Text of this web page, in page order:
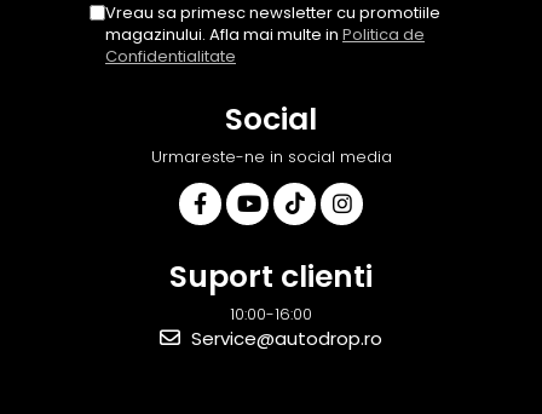
Vreau sa primesc newsletter cu promotiile
magazinului. Afla mai multe in Politica de
Confidentialitate
Social
Urmareste-ne in social media
Suport clienti
10:00-16:00
Service@autodrop.ro